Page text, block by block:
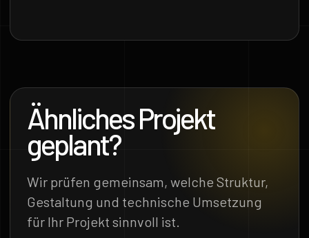
Ähnliches Projekt
geplant?
Wir prüfen gemeinsam, welche Struktur,
Gestaltung und technische Umsetzung
für Ihr Projekt sinnvoll ist.